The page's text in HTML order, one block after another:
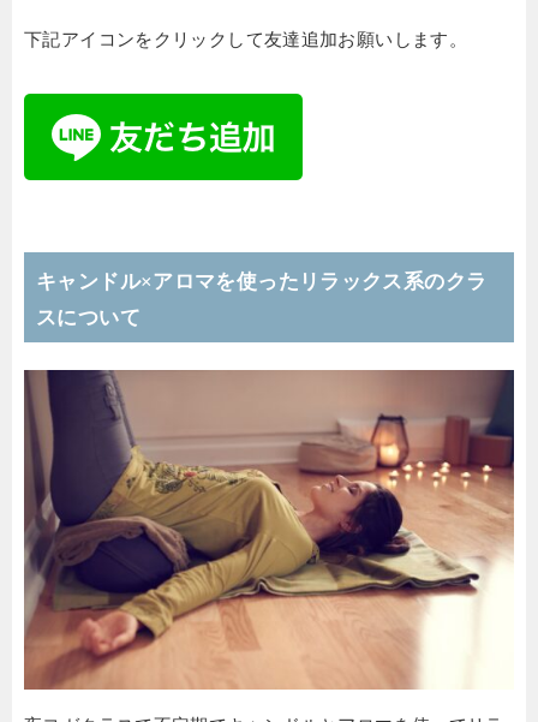
下記アイコンをクリックして友達追加お願いします。
キャンドル×アロマを使ったリラックス系のクラ
スについて